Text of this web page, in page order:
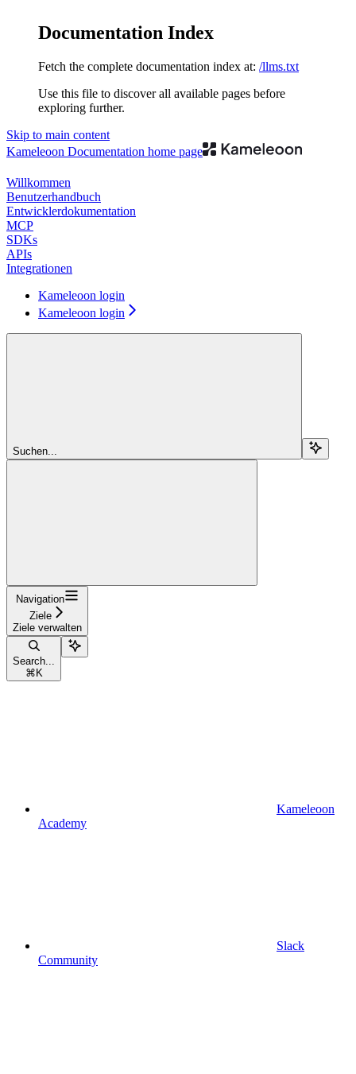
Documentation Index
Fetch the complete documentation index at: /llms.txt
Use this file to discover all available pages before
exploring further.
Skip to main content
Kameleoon Documentation home page
Willkommen
Benutzerhandbuch
Entwicklerdokumentation
MCP
SDKs
APIs
Integrationen
Kameleoon login
Kameleoon login
Suchen...
Navigation
Ziele
Ziele verwalten
Search...
⌘ K
Kameleoon
Academy
Slack
Community